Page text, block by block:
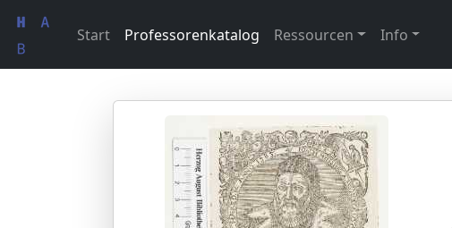
Start Professorenkatalog Ressourcen Info